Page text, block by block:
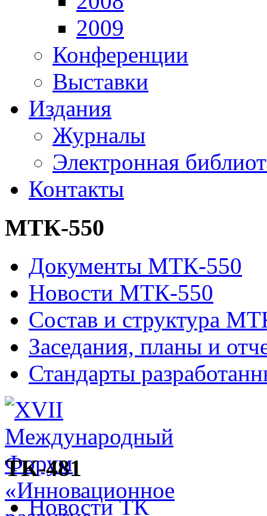
2009
Конференции
Выставки
Издания
Журналы
Электронная
Контакты
МТК-550
Документы МТК-550
Новости МТК-550
Состав и структура
Заседания, планы и
Стандарты
ТК-481
Новости ТК